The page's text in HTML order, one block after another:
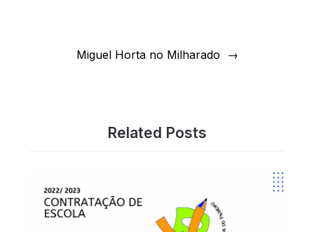
Miguel Horta no Milharado
Related Posts